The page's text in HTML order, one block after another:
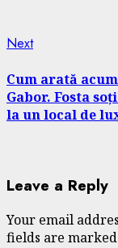
NextNext
Cum arată
Gabor. Fosta
la un local de
Leave a Reply
Your email
fields are marked